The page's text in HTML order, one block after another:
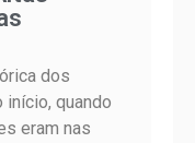
dos
quando
eram nas